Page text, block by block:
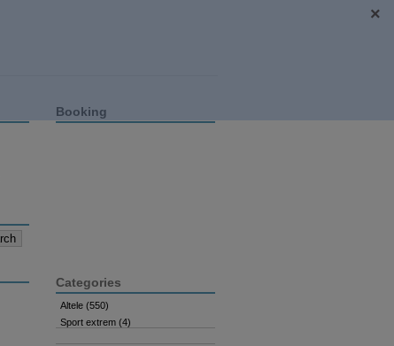
Booking
Categories
Altele (550)
Sport extrem (4)